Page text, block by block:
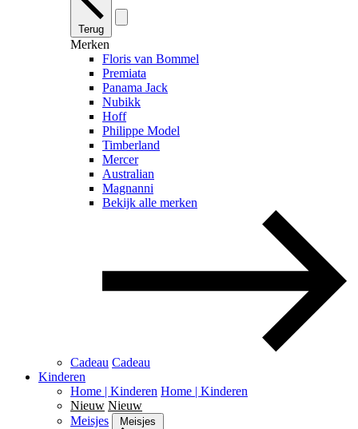
Terug
Merken
Floris van Bommel
Premiata
Panama Jack
Nubikk
Hoff
Philippe Model
Timberland
Mercer
Australian
Magnanni
Bekijk alle merken
Cadeau Cadeau
Kinderen
Home | Kinderen Home | Kinderen
Nieuw Nieuw
Meisjes
Meisjes